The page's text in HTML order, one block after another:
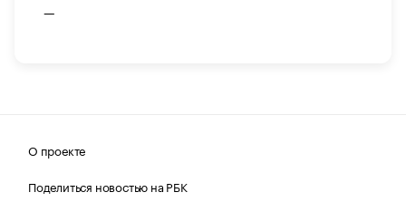
—
О проекте
Поделиться новостью на РБК